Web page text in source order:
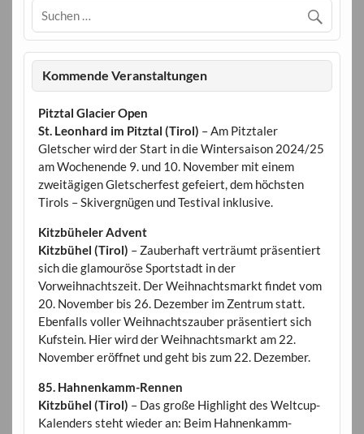
Kommende Veranstaltungen
Pitztal Glacier Open
St. Leonhard im Pitztal (Tirol) – Am Pitztaler
Gletscher wird der Start in die Wintersaison 2024/25
am Wochenende 9. und 10. November mit einem
zweitägigen Gletscherfest gefeiert, dem höchsten
Tirols – Skivergnügen und Testival inklusive.
Kitzbüheler Advent
Kitzbühel (Tirol) – Zauberhaft verträumt präsentiert
sich die glamouröse Sportstadt in der
Vorweihnachtszeit. Der Weihnachtsmarkt findet vom
20. November bis 26. Dezember im Zentrum statt.
Ebenfalls voller Weihnachtszauber präsentiert sich
Kufstein. Hier wird der Weihnachtsmarkt am 22.
November eröffnet und geht bis zum 22. Dezember.
85. Hahnenkamm-Rennen
Kitzbühel (Tirol) – Das große Highlight des Weltcup-
Kalenders steht wieder an: Beim Hahnenkamm-